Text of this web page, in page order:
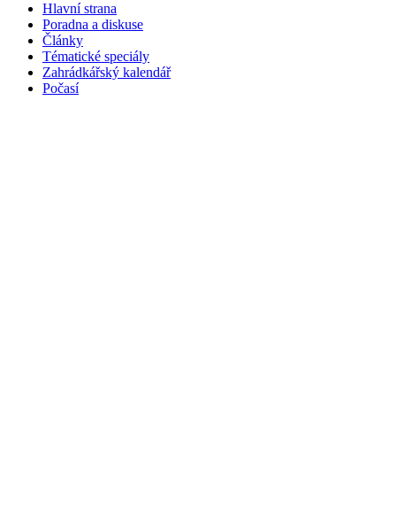
Hlavní strana
Poradna a diskuse
Články
Tématické speciály
Zahrádkářský kalendář
Počasí